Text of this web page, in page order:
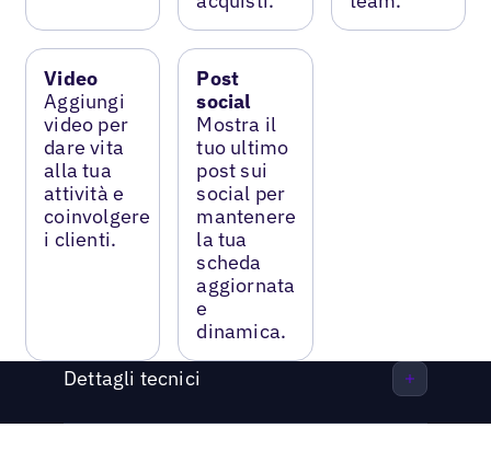
Video
Aggiungi
video per
dare vita
alla tua
attività e
coinvolgere
i clienti.
Post
social
Mostra il
tuo ultimo
post sui
social per
mantenere
la tua
scheda
aggiornata
e
dinamica.
Dettagli tecnici